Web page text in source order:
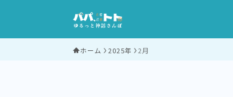
ホーム 2025年 2月